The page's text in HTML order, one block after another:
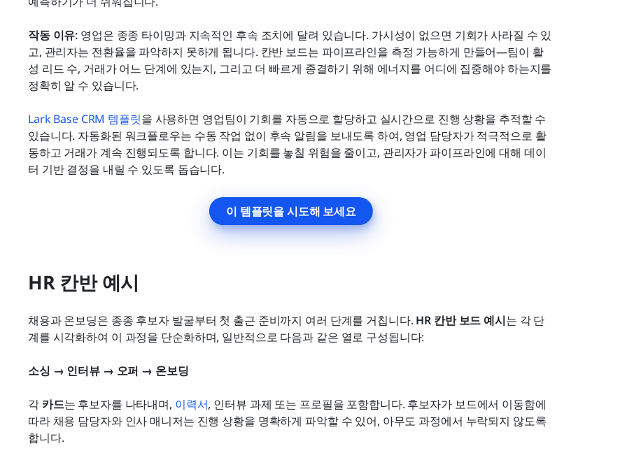
작동 이유: 영업은 종종 타이밍과 지속적인 후속 조치에 달려 있습니다. 가시성이 없으면 기회가 사라질 수 있
고, 관리자는 전환율을 파악하지 못하게 됩니다. 칸반 보드는 파이프라인을 측정 가능하게 만들어—팀이 활
성 리드 수, 거래가 어느 단계에 있는지, 그리고 더 빠르게 종결하기 위해 에너지를 어디에 집중해야 하는지를
정확히 알 수 있습니다.
Lark Base CRM 템플릿을 사용하면 영업팀이 기회를 자동으로 할당하고 실시간으로 진행 상황을 추적할 수
있습니다. 자동화된 워크플로우는 수동 작업 없이 후속 알림을 보내도록 하여, 영업 담당자가 적극적으로 활
동하고 거래가 계속 진행되도록 합니다. 이는 기회를 놓칠 위험을 줄이고, 관리자가 파이프라인에 대해 데이
터 기반 결정을 내릴 수 있도록 돕습니다.
이 템플릿을 시도해 보세요
HR 칸반 예시
채용과 온보딩은 종종 후보자 발굴부터 첫 출근 준비까지 여러 단계를 거칩니다. HR 칸반 보드 예시는 각 단
계를 시각화하여 이 과정을 단순화하며, 일반적으로 다음과 같은 열로 구성됩니다:
소싱 → 인터뷰 → 오퍼 → 온보딩
각 카드는 후보자를 나타내며, 이력서, 인터뷰 과제 또는 프로필을 포함합니다. 후보자가 보드에서 이동함에
따라 채용 담당자와 인사 매니저는 진행 상황을 명확하게 파악할 수 있어, 아무도 과정에서 누락되지 않도록
합니다.